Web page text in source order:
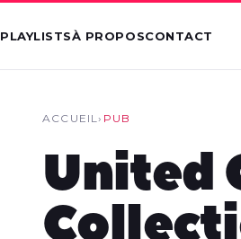
PLAYLISTSÀ PROPOSCONTACT
ACCUEIL› PUB
United